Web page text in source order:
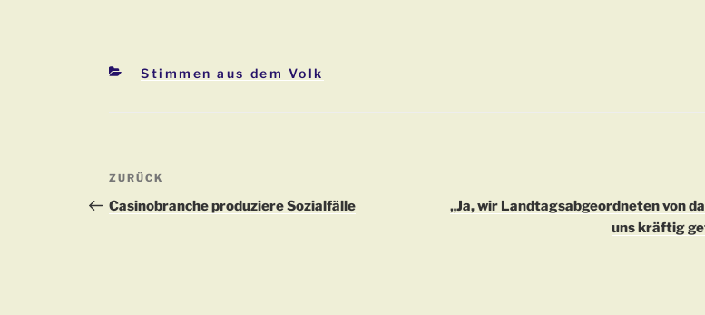
Kategorien
Stimmen aus dem Volk
Beitragsnavigation
Vorheriger
Beitrag
ZURÜCK
Casinobranche produziere Sozialfälle
„Ja, wir Landtagsabgeordneten von
uns kräftig